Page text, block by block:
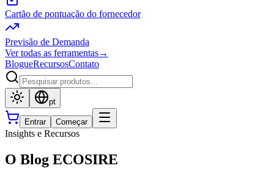
Cartão de pontuação do fornecedor
Previsão de Demanda
Ver todas as ferramentas→
BlogueRecursosContato
pt
Entrar Começar
Insights e Recursos
O Blog ECOSIRE